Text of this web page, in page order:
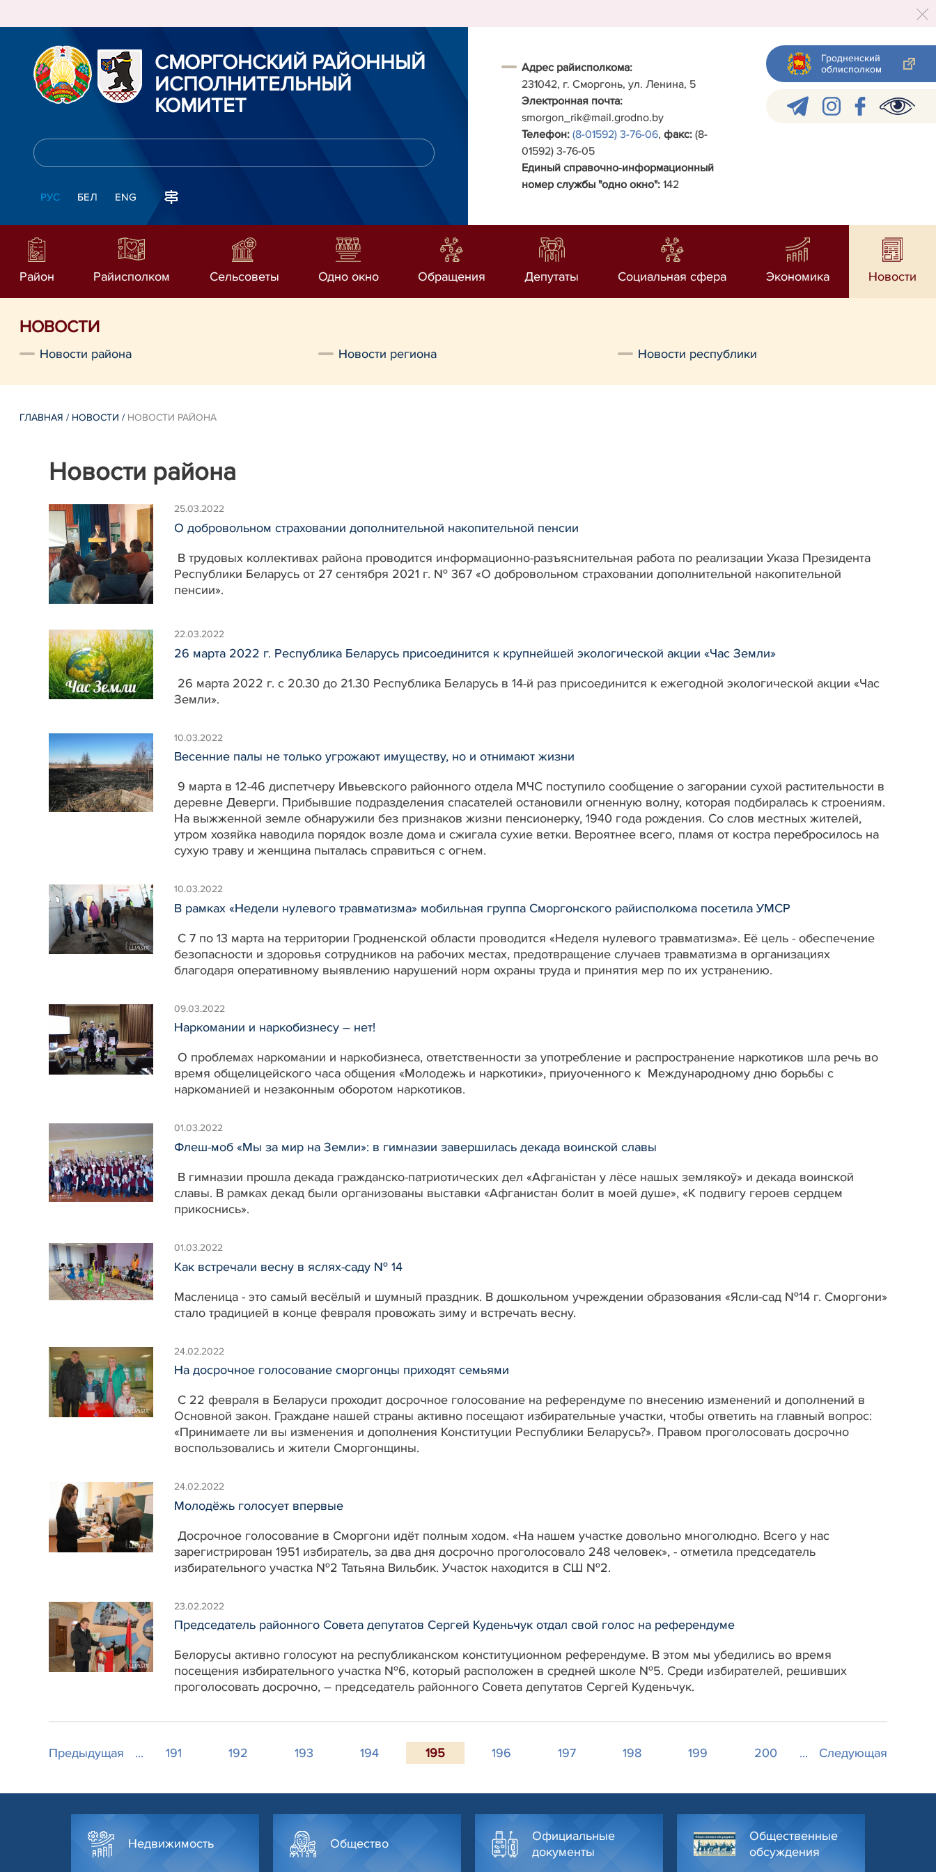
СМОРГОНСКИЙ РАЙОННЫЙ
ИСПОЛНИТЕЛЬНЫЙ
КОМИТЕТ
РУС БЕЛ ENG
Адрес райисполкома:
231042, г. Сморгонь, ул. Ленина, 5
Электронная почта:
smorgon_rik@mail.grodno.by
Телефон: (8-01592) 3-76-06, факс: (8-
01592) 3-76-05
Единый справочно-информационный
номер службы "одно окно": 142
Гродненский
облисполком
Район Райисполком Сельсоветы Одно окно Обращения Депутаты Социальная сфера Экономика Новости
НОВОСТИ
Новости района Новости региона Новости республики
ГЛАВНАЯ / НОВОСТИ / НОВОСТИ РАЙОНА
Новости района
25.03.2022
О добровольном страховании дополнительной накопительной пенсии
В трудовых коллективах района проводится информационно-разъяснительная работа по реализации Указа Президента
Республики Беларусь от 27 сентября 2021 г. № 367 «О добровольном страховании дополнительной накопительной
пенсии».
22.03.2022
26 марта 2022 г. Республика Беларусь присоединится к крупнейшей экологической акции «Час Земли»
26 марта 2022 г. с 20.30 до 21.30 Республика Беларусь в 14-й раз присоединится к ежегодной экологической акции «Час
Земли».
10.03.2022
Весенние палы не только угрожают имуществу, но и отнимают жизни
9 марта в 12-46 диспетчеру Ивьевского районного отдела МЧС поступило сообщение о загорании сухой растительности в
деревне Деверги. Прибывшие подразделения спасателей остановили огненную волну, которая подбиралась к строениям.
На выжженной земле обнаружили без признаков жизни пенсионерку, 1940 года рождения. Со слов местных жителей,
утром хозяйка наводила порядок возле дома и сжигала сухие ветки. Вероятнее всего, пламя от костра перебросилось на
сухую траву и женщина пыталась справиться с огнем.
10.03.2022
В рамках «Недели нулевого травматизма» мобильная группа Сморгонского райисполкома посетила УМСР
С 7 по 13 марта на территории Гродненской области проводится «Неделя нулевого травматизма». Её цель - обеспечение
безопасности и здоровья сотрудников на рабочих местах, предотвращение случаев травматизма в организациях
благодаря оперативному выявлению нарушений норм охраны труда и принятия мер по их устранению.
09.03.2022
Наркомании и наркобизнесу – нет!
О проблемах наркомании и наркобизнеса, ответственности за употребление и распространение наркотиков шла речь во
время общелицейского часа общения «Молодежь и наркотики», приуоченного к Международному дню борьбы с
наркоманией и незаконным оборотом наркотиков.
01.03.2022
Флеш-моб «Мы за мир на Земли»: в гимназии завершилась декада воинской славы
В гимназии прошла декада гражданско-патриотических дел «Афганістан у лёсе нашых землякоў» и декада воинской
славы. В рамках декад были организованы выставки «Афганистан болит в моей душе», «К подвигу героев сердцем
прикоснись».
01.03.2022
Как встречали весну в яслях-саду № 14
Масленица - это самый весёлый и шумный праздник. В дошкольном учреждении образования «Ясли-сад №14 г. Сморгони»
стало традицией в конце февраля провожать зиму и встречать весну.
24.02.2022
На досрочное голосование сморгонцы приходят семьями
С 22 февраля в Беларуси проходит досрочное голосование на референдуме по внесению изменений и дополнений в
Основной закон. Граждане нашей страны активно посещают избирательные участки, чтобы ответить на главный вопрос:
«Принимаете ли вы изменения и дополнения Конституции Республики Беларусь?». Правом проголосовать досрочно
воспользовались и жители Сморгонщины.
24.02.2022
Молодёжь голосует впервые
Досрочное голосование в Сморгони идёт полным ходом. «На нашем участке довольно многолюдно. Всего у нас
зарегистрирован 1951 избиратель, за два дня досрочно проголосовало 248 человек», - отметила председатель
избирательного участка №2 Татьяна Вильбик. Участок находится в СШ №2.
23.02.2022
Председатель районного Совета депутатов Сергей Куденьчук отдал свой голос на референдуме
Белорусы активно голосуют на республиканском конституционном референдуме. В этом мы убедились во время
посещения избирательного участка №6, который расположен в средней школе №5. Среди избирателей, решивших
проголосовать досрочно, – председатель районного Совета депутатов Сергей Куденьчук.
Предыдущая ... 191 192 193 194 195 196 197 198 199 200 ... Следующая
Недвижимость Общество
Официальные
документы
Общественные
обсуждения